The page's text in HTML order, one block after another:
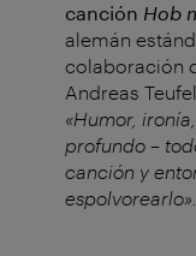
canción Hob
alemán
colaboración
Andreas
«Humor,
profundo –
canción y
espolvorearlo».